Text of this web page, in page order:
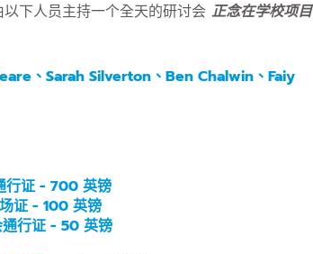
下人员主持一个全天的研讨会 正念在学校项目
、Sarah Silverton、Ben Chalwin、Faiy
行证 - 700 英镑
证 - 100 英镑
通行证 - 50 英镑